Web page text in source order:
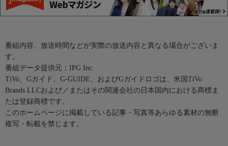
番組内容、放送時間などが実際の放送内容と異なる場合がございま
す。
番組データ提供元：IPG Inc.
TiVo、Gガイド、G-GUIDE、およびGガイドロゴは、米国TiVo
Brands LLCおよび／またはその関連会社の日本国内における商標ま
たは登録商標です。
このホームページに掲載している記事・写真等あらゆる素材の無断
複写・転載を禁じます。